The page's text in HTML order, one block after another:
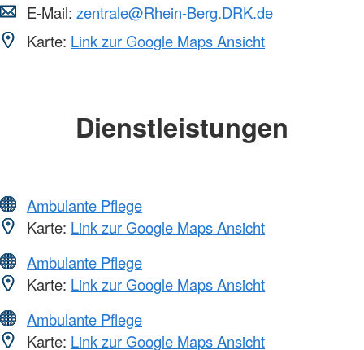
E-Mail: zentrale@Rhein-Berg.DRK.de
Karte: Link zur Google Maps Ansicht
Dienstleistungen
Ambulante Pflege
Karte: Link zur Google Maps Ansicht
Ambulante Pflege
Karte: Link zur Google Maps Ansicht
Ambulante Pflege
Karte: Link zur Google Maps Ansicht